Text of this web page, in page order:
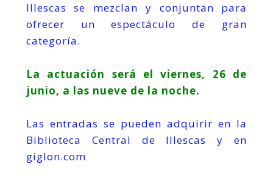
Illescas se mezclan y conjuntan para
ofrecer un espectáculo de gran
categoría.
La actuación será el viernes, 26 de
junio, a las nueve de la noche.
Las entradas se pueden adquirir en la
Biblioteca Central de Illescas y en
giglon.com